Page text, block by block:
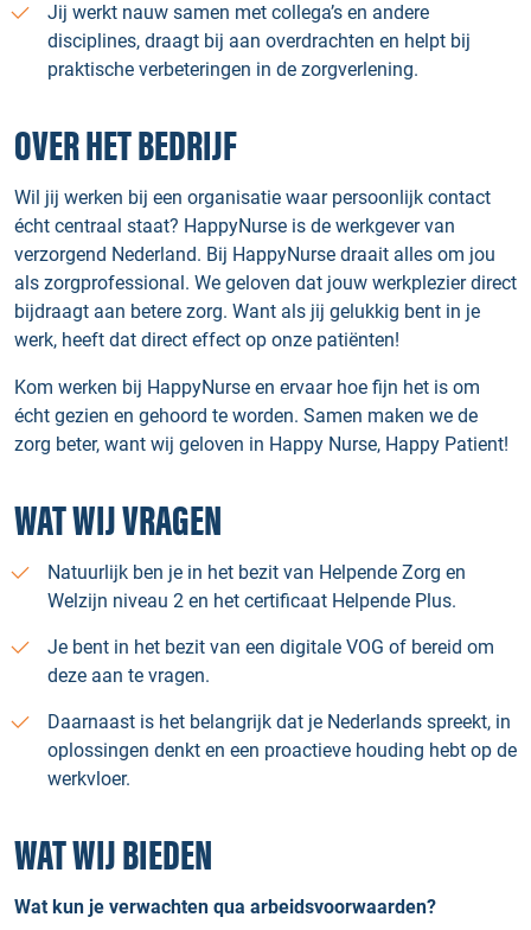
Jij werkt nauw samen met collega’s en andere
disciplines, draagt bij aan overdrachten en helpt bij
praktische verbeteringen in de zorgverlening.
OVER HET BEDRIJF
Wil jij werken bij een organisatie waar persoonlijk contact
écht centraal staat? HappyNurse is de werkgever van
verzorgend Nederland. Bij HappyNurse draait alles om jou
als zorgprofessional. We geloven dat jouw werkplezier direct
bijdraagt aan betere zorg. Want als jij gelukkig bent in je
werk, heeft dat direct effect op onze patiënten!
Kom werken bij HappyNurse en ervaar hoe fijn het is om
écht gezien en gehoord te worden. Samen maken we de
zorg beter, want wij geloven in Happy Nurse, Happy Patient!
WAT WIJ VRAGEN
Natuurlijk ben je in het bezit van Helpende Zorg en
Welzijn niveau 2 en het certificaat Helpende Plus.
Je bent in het bezit van een digitale VOG of bereid om
deze aan te vragen.
Daarnaast is het belangrijk dat je Nederlands spreekt, in
oplossingen denkt en een proactieve houding hebt op de
werkvloer.
WAT WIJ BIEDEN
Wat kun je verwachten qua arbeidsvoorwaarden?